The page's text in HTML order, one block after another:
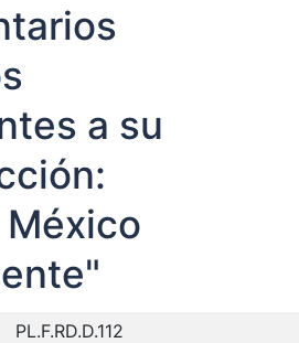
a su
México
PL.F.RD.D.112